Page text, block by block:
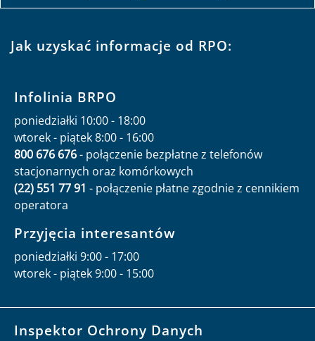
Jak uzyskać informacje od RPO:
Infolinia BRPO
poniedziałki 10:00 - 18:00
wtorek - piątek 8:00 - 16:00
800 676 676- połączenie bezpłatne z telefonów
stacjonarnych oraz komórkowych
(22) 551 77 91 - połączenie płatne zgodnie z cennikiem
operatora
Przyjęcia interesantów
poniedziałki 9:00 - 17:00
wtorek - piątek 9:00 - 15:00
Inspektor Ochrony Danych